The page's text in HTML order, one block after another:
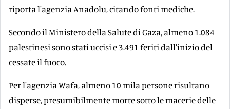
riporta l'agenzia Anadolu, citando fonti mediche.
Secondo il Ministero della Salute di Gaza, almeno 1.084
palestinesi sono stati uccisi e 3.491 feriti dall'inizio del
cessate il fuoco.
Per l'agenzia Wafa, almeno 10 mila persone risultano
disperse, presumibilmente morte sotto le macerie delle